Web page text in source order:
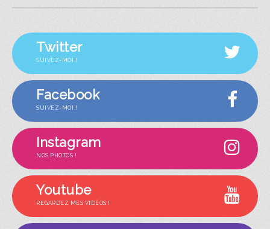
Twitter
SUIVEZ-MOI !
Facebook
SUIVEZ-MOI !
Instagram
NOS PHOTOS !
Youtube
REGARDEZ MES VIDÉOS !